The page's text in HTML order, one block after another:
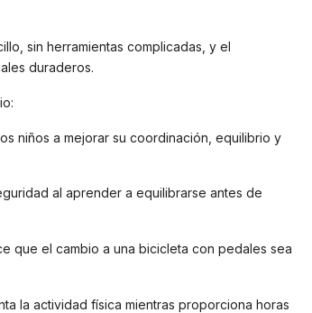
sin herramientas complicadas, y el
duraderos.
niños a mejorar su coordinación, equilibrio y
al aprender a equilibrarse antes de
que el cambio a una bicicleta con pedales sea
la actividad física mientras proporciona horas